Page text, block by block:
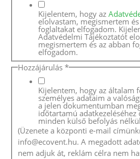
Kijelentem, hogy az
elolvastam, megismertem
foglaltakat elfogadom. Kijelentem, hogy az
Adatvédelmi Tájékoztatót
megismertem és az abban
elfogadom.
Hozzájárulás*
Kijelentem, hogy az általam
személyes adataim a
a jelen dokumentumban
időtartamú adatkezeléséhez
minden külső befolyás
(Üzenete a központi e-mail
info@ecovent.hu. A megadott
nem adjuk át, reklám célra nem